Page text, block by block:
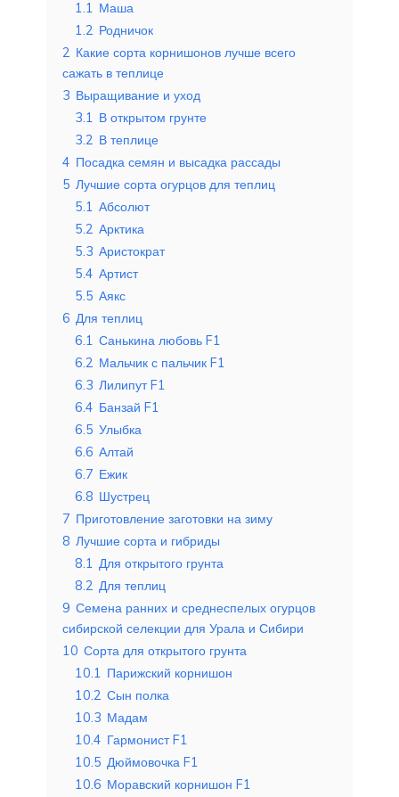
1.1 Маша
1.2 Родничок
2 Какие сорта корнишонов лучше всего
сажать в теплице
3 Выращивание и уход
3.1 В открытом грунте
3.2 В теплице
4 Посадка семян и высадка рассады
5 Лучшие сорта огурцов для теплиц
5.1 Абсолют
5.2 Арктика
5.3 Аристократ
5.4 Артист
5.5 Аякс
6 Для теплиц
6.1 Санькина любовь F1
6.2 Мальчик с пальчик F1
6.3 Лилипут F1
6.4 Банзай F1
6.5 Улыбка
6.6 Алтай
6.7 Ежик
6.8 Шустрец
7 Приготовление заготовки на зиму
8 Лучшие сорта и гибриды
8.1 Для открытого грунта
8.2 Для теплиц
9 Семена ранних и среднеспелых огурцов
сибирской селекции для Урала и Сибири
10 Сорта для открытого грунта
10.1 Парижский корнишон
10.2 Сын полка
10.3 Мадам
10.4 Гармонист F1
10.5 Дюймовочка F1
10.6 Моравский корнишон F1